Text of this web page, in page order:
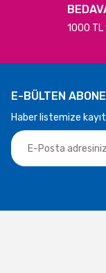
1000 TL
E-BÜLTEN
Haber listemize